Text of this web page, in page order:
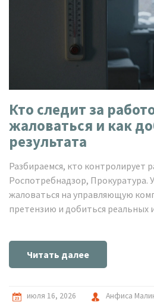
Кто следит за
жаловаться и как
результата
Разбираемся, кто контролирует
Роспотребнадзор, Прокуратура.
жаловаться на управляющую
претензию и добиться реальных
Читать далее
июля 16, 2026
Анфиса